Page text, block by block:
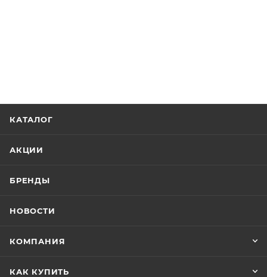
КАТАЛОГ
АКЦИИ
БРЕНДЫ
НОВОСТИ
КОМПАНИЯ
КАК КУПИТЬ